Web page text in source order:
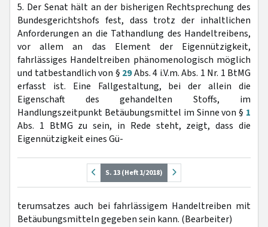
5. Der Senat hält an der bisherigen Rechtsprechung des
Bundesgerichtshofs fest, dass trotz der inhaltlichen
Anforderungen an die Tathandlung des Handeltreibens,
vor allem an das Element der Eigennützigkeit,
fahrlässiges Handeltreiben phänomenologisch möglich
und tatbestandlich von § 29Abs. 4 i.V.m. Abs. 1 Nr. 1 BtMG
erfasst ist. Eine Fallgestaltung, bei der allein die
Eigenschaft des gehandelten Stoffs, im
Handlungszeitpunkt Betäubungsmittel im Sinne von § 1
Abs. 1 BtMG zu sein, in Rede steht, zeigt, dass die
Eigennützigkeit eines Gü-
S. 13 (Heft 1/2018)
terumsatzes auch bei fahrlässigem Handeltreiben mit
Betäubungsmitteln gegeben sein kann. (Bearbeiter)